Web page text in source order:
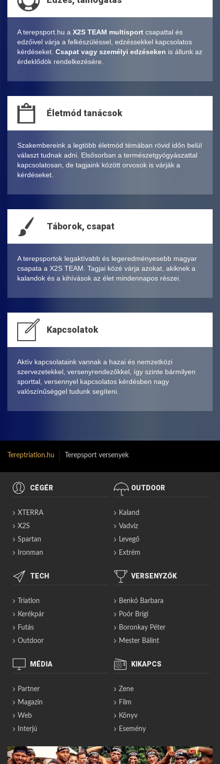
A terepsport.hu a X2S TEAM multisport csapattal és
edzőivel várja a felkészüléssel, edzéssekkel kapcsolatos
kérdéseket. Csapat vagy személyi edzéseken is állunk az
érdeklődök rendelkezésére.
Életmód tanácsok
Szakembereink a legtöbb életmód témában rövid időn belül
választ tudnak adni. Elsősorban a természetgyógyászattal
kapcsolatosan, de tagjaink között orvosok is várják a
kérdéseket.
Táborok, csapat
A terepsportok legaktívabb és legeredményesebb magyar
csapata a X2S TEAM. Tagjai közé várja azokat, akiknek a
kalandok és a kihívások az élet mindennapos részei.
Kapcsolatok
Aktív kapcsolataink vannak a hazai és nemzetközi
szervezetekkel, versenyrendezőkkel, így szinte bármilyen
sporttal, versennyel kapcsolatos kérdésben nagy
valószínűséggel tudunk segíteni.
Tereptriatlon.hu Terepsport versenyek
CÉGÉR
XTERRA
X2S
Spartan
Ironman
OUTDOOR
Kaland
Vadvíz
Levegő
Extrém
TECH
Triatlon
Kerékpár
Futás
Outdoor
VERSENYZŐK
Benkó Barbara
Poór Brigi
Boronkay Péter
Mester Bálint
MÉDIA
Partner
Magazin
Web
Interjú
KIKAPCS
Zene
Film
Könyv
Esemény